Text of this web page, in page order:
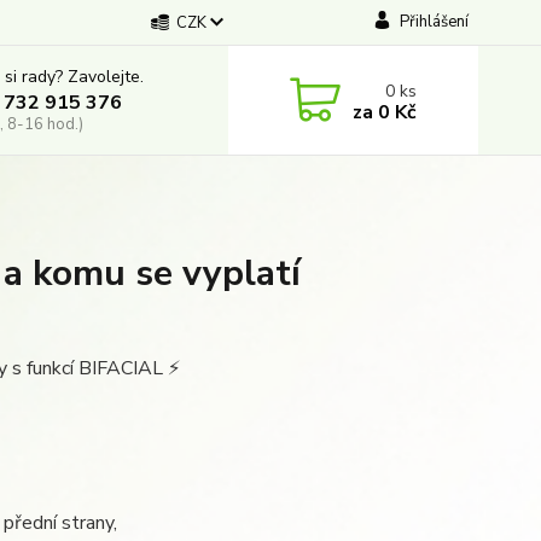
CZK Přihlášení
rady? Zavolejte.
915 376
8-16 hod.)
0ks
za 0 Kč
komu se vyplatí
funkcí BIFACIAL ⚡️
strany,